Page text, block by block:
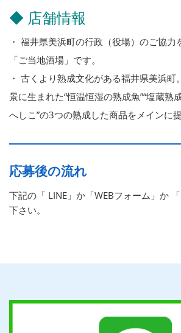
◆ 店舗情報
・ 福井県美浜町の行政（役場）のご協力
「ご当地酒場」です。
・ 古くより熟成文化がある福井県美浜
景に生まれた“恒温恒湿の熟成魚”“塩蔵熟
へしこ”の3つの熟成した商品をメインに
応募後の流れ
下記の「 LINE」か「WEBフォーム」か
下さい。